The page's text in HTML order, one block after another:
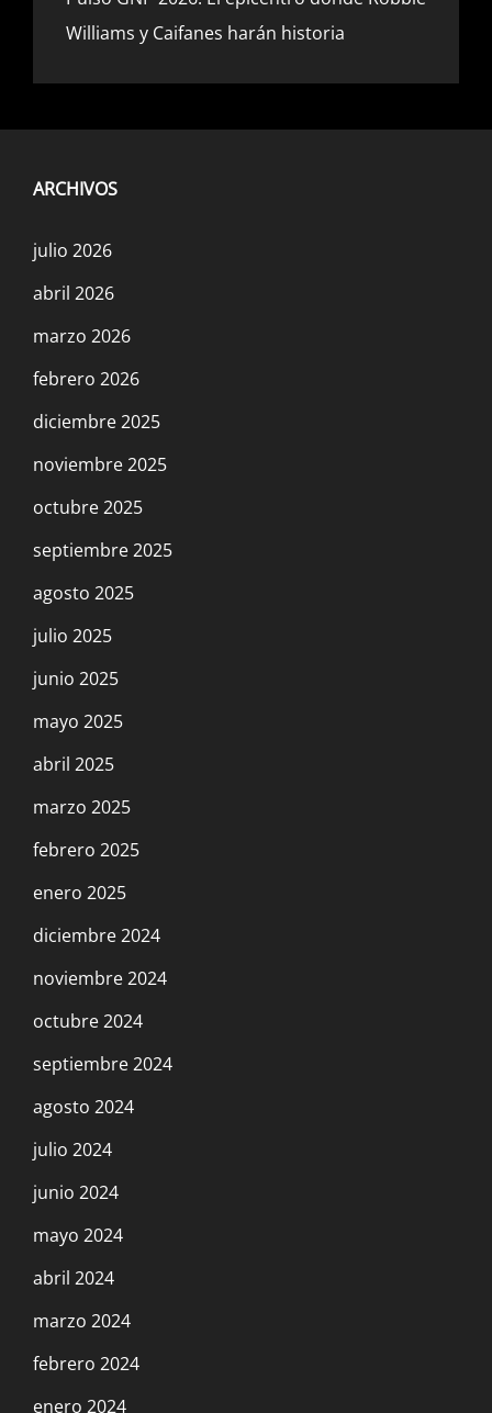
Williams y Caifanes harán historia
ARCHIVOS
julio 2026
abril 2026
marzo 2026
febrero 2026
diciembre 2025
noviembre 2025
octubre 2025
septiembre 2025
agosto 2025
julio 2025
junio 2025
mayo 2025
abril 2025
marzo 2025
febrero 2025
enero 2025
diciembre 2024
noviembre 2024
octubre 2024
septiembre 2024
agosto 2024
julio 2024
junio 2024
mayo 2024
abril 2024
marzo 2024
febrero 2024
enero 2024